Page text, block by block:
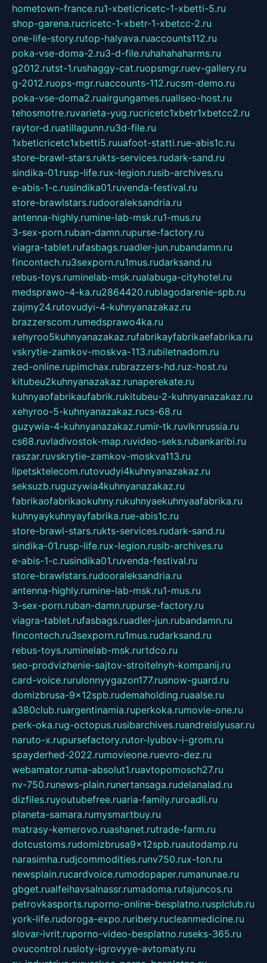
hometown-france.ru1-xbeticricetc-1-xbetti-5.ru
shop-garena.rucricetc-1-xbetr-1-xbetcc-2.ru
one-life-story.rutop-halyava.ruaccounts112.ru
poka-vse-doma-2.ru3-d-file.ruhahahaharms.ru
g2012.rutst-1.rushaggy-cat.ruopsmgr.ruev-gallery.ru
g-2012.ruops-mgr.ruaccounts-112.rucsm-demo.ru
poka-vse-doma2.ruairgungames.ruallseo-host.ru
tehosmotre.ruvarieta-yug.rucricetc1xbetr1xbetcc2.ru
raytor-d.ruatillagunn.ru3d-file.ru
1xbeticricetc1xbetti5.ruuafoot-statti.rue-abis1c.ru
store-brawl-stars.rukts-services.rudark-sand.ru
sindika-01.rusp-life.rux-legion.rusib-archives.ru
e-abis-1-c.rusindika01.ruvenda-festival.ru
store-brawlstars.rudooraleksandria.ru
antenna-highly.rumine-lab-msk.ru1-mus.ru
3-sex-porn.ruban-damn.rupurse-factory.ru
viagra-tablet.rufasbags.ruadler-jun.rubandamn.ru
fincontech.ru3sexporn.ru1mus.rudarksand.ru
rebus-toys.ruminelab-msk.rualabuga-cityhotel.ru
medsprawo-4-ka.ru2864420.rublagodarenie-spb.ru
zajmy24.rutovudyi-4-kuhnyanazakaz.ru
brazzerscom.rumedsprawo4ka.ru
xehyroo5kuhnyanazakaz.rufabrikayfabrikaefabrika.ru
vskrytie-zamkov-moskva-113.rubiletnadom.ru
zed-online.rupimchax.rubrazzers-hd.ruz-host.ru
kitubeu2kuhnyanazakaz.runaperekate.ru
kuhnyaofabrikaufabrik.rukitubeu-2-kuhnyanazakaz.ru
xehyroo-5-kuhnyanazakaz.rucs-68.ru
guzywia-4-kuhnyanazakaz.rumir-tk.ruvlknrussia.ru
cs68.ruvladivostok-map.ruvideo-seks.rubankaribi.ru
raszar.ruvskrytie-zamkov-moskva113.ru
lipetsktelecom.rutovudyi4kuhnyanazakaz.ru
seksuzb.ruguzywia4kuhnyanazakaz.ru
fabrikaofabrikaokuhny.rukuhnyaekuhnyaafabrika.ru
kuhnyaykuhnyayfabrika.rue-abis1c.ru
store-brawl-stars.rukts-services.rudark-sand.ru
sindika-01.rusp-life.rux-legion.rusib-archives.ru
e-abis-1-c.rusindika01.ruvenda-festival.ru
store-brawlstars.rudooraleksandria.ru
antenna-highly.rumine-lab-msk.ru1-mus.ru
3-sex-porn.ruban-damn.rupurse-factory.ru
viagra-tablet.rufasbags.ruadler-jun.rubandamn.ru
fincontech.ru3sexporn.ru1mus.rudarksand.ru
rebus-toys.ruminelab-msk.rurtdco.ru
seo-prodvizhenie-sajtov-stroitelnyh-kompanij.ru
card-voice.rurulonnyygazon177.rusnow-guard.ru
domizbrusa-9x12spb.rudemaholding.ruaalse.ru
a380club.ruargentinamia.ruperkoka.rumovie-one.ru
perk-oka.rug-octopus.rusibarchives.ruandreislyusar.ru
naruto-x.rupursefactory.rutor-lyubov-i-grom.ru
spayderhed-2022.rumovieone.ruevro-dez.ru
webamator.ruma-absolut1.ruavtopomosch27.ru
nv-750.runews-plain.runertansaga.rudelanalad.ru
dizfiles.ruyoutubefree.ruaria-family.ruroadli.ru
planeta-samara.rumysmartbuy.ru
matrasy-kemerovo.ruashanet.rutrade-farm.ru
dotcustoms.rudomizbrusa9x12spb.ruautodamp.ru
narasimha.rudjcommodities.runv750.rux-ton.ru
newsplain.rucardvoice.rumodopaper.rumanunae.ru
gbget.rualfeihavsalnassr.rumadoma.rutajuncos.ru
petrovkasports.ruporno-online-besplatno.rusplclub.ru
york-life.rudoroga-expo.ruribery.rucleanmedicine.ru
slovar-ivrit.ruporno-video-besplatno.ruseks-365.ru
ovucontrol.rusloty-igrovyye-avtomaty.ru